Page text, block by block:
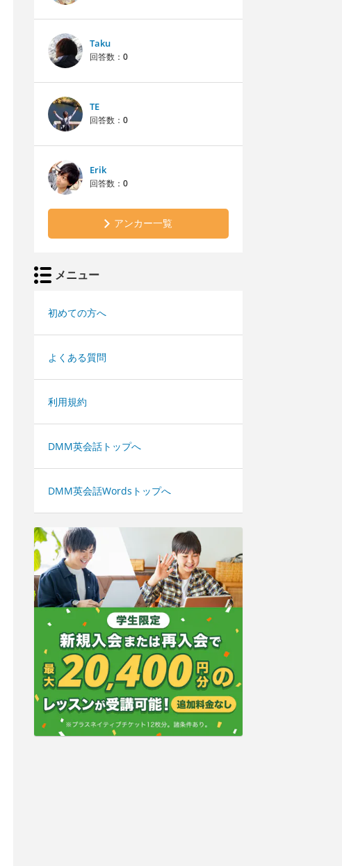
Taku
回答数： 0
TE
回答数： 0
Erik
回答数： 0
アンカー一覧
メニュー
初めての方へ
よくある質問
利用規約
DMM英会話トップへ
DMM英会話Wordsトップへ